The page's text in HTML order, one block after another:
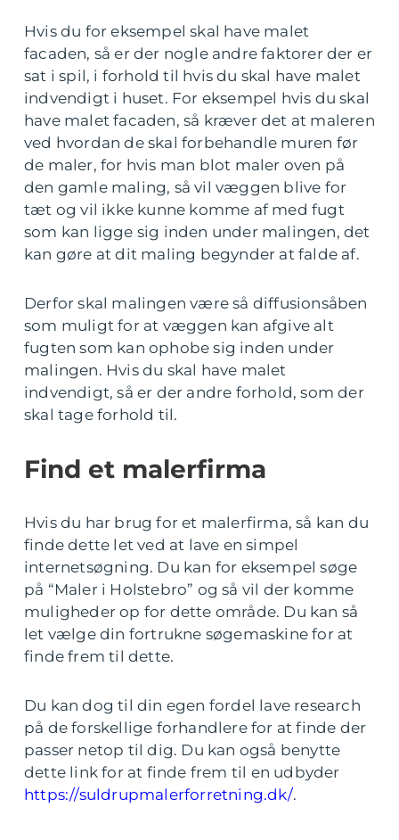
Hvis du for eksempel skal have malet
facaden, så er der nogle andre faktorer der er
sat i spil, i forhold til hvis du skal have malet
indvendigt i huset. For eksempel hvis du skal
have malet facaden, så kræver det at maleren
ved hvordan de skal forbehandle muren før
de maler, for hvis man blot maler oven på
den gamle maling, så vil væggen blive for
tæt og vil ikke kunne komme af med fugt
som kan ligge sig inden under malingen, det
kan gøre at dit maling begynder at falde af.
Derfor skal malingen være så diffusionsåben
som muligt for at væggen kan afgive alt
fugten som kan ophobe sig inden under
malingen. Hvis du skal have malet
indvendigt, så er der andre forhold, som der
skal tage forhold til.
Find et malerfirma
Hvis du har brug for et malerfirma, så kan du
finde dette let ved at lave en simpel
internetsøgning. Du kan for eksempel søge
på “Maler i Holstebro” og så vil der komme
muligheder op for dette område. Du kan så
let vælge din fortrukne søgemaskine for at
finde frem til dette.
Du kan dog til din egen fordel lave research
på de forskellige forhandlere for at finde der
passer netop til dig. Du kan også benytte
dette link for at finde frem til en udbyder
https://suldrupmalerforretning.dk/.